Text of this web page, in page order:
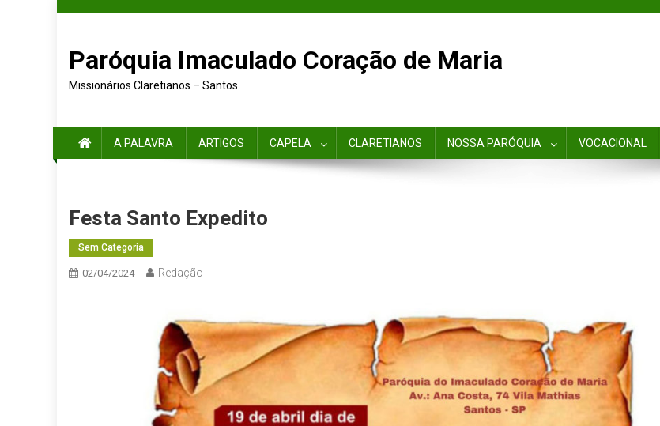
Paróquia Imaculado Coração de Maria
Missionários Claretianos – Santos
A PALAVRA ARTIGOS CAPELA CLARETIANOS NOSSA PARÓQUIA VOCACIONAL
Festa Santo Expedito
Sem Categoria
02/04/2024 Redação